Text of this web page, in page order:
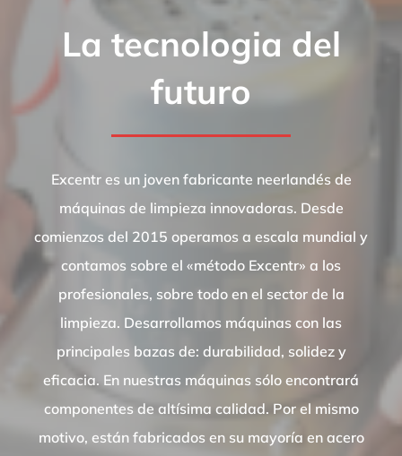
La tecnologia del
futuro
Excentr es un joven fabricante neerlandés de
máquinas de limpieza innovadoras. Desde
comienzos del 2015 operamos a escala mundial y
contamos sobre el «método Excentr» a los
profesionales, sobre todo en el sector de la
limpieza. Desarrollamos máquinas con las
principales bazas de: durabilidad, solidez y
eficacia. En nuestras máquinas sólo encontrará
componentes de altísima calidad. Por el mismo
motivo, están fabricados en su mayoría en acero